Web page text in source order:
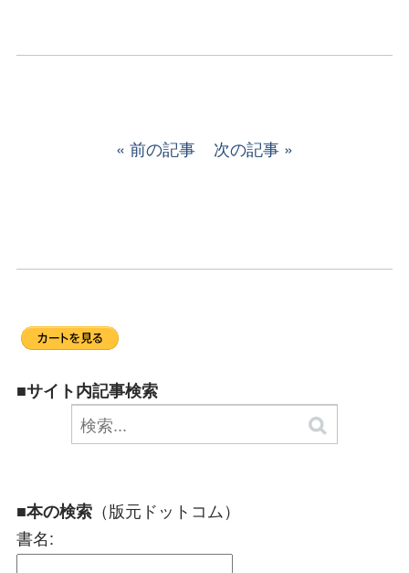
前の記事 次の記事
■サイト内記事検索
■本の検索 （版元ドットコム）
書名: